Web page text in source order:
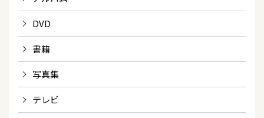
DVD
書籍
写真集
テレビ